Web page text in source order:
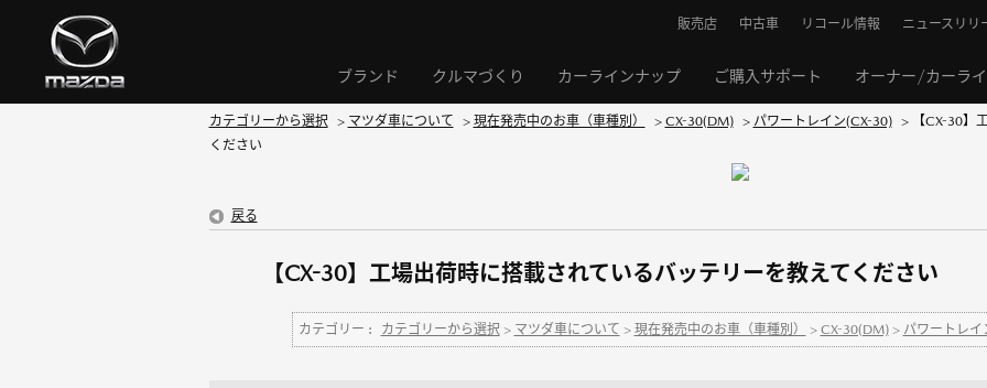
ブランド クルマづくり カーラインナップ ご購入サポート オーナー/カーラ
販売店 中古車 リコール情報 ニュースリリ
カテゴリーから選択 > マツダ車について > 現在発売中のお車（車種別） > CX-30(DM) > パワートレイン(CX-30) >
【CX-30】
ください
戻る
【CX-30】工場出荷時に搭載されているバッテリーを教えてください
カテゴリー : カテゴリーから選択 > マツダ車について > 現在発売中のお車（車種別） > CX-30(DM)> パワートレイ